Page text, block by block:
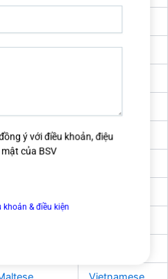
Slovak
Swedish
ý với điều khoản, điệu
của BSV
khoản & điều kiện